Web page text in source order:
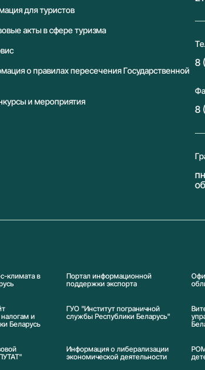
для туристов
акты в сфере туризма
о правилах пересечения Государственной
и мероприятия
8
8
климата в
Портал информационной
поддержки экспорта
и
Беларусь
ГУО "Институт пограничной
службы Республики Беларусь"
Информация о либерализации
экономической деятельности